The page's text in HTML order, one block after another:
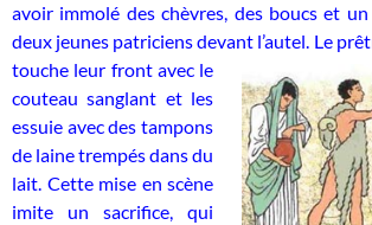
avoir immolé des chèvres, des boucs et
deux jeunes patriciens devant l’autel. Le
touche leur front avec le
couteau sanglant et les
essuie avec des tampons
de laine trempés dans du
lait. Cette mise en scène
imite un sacrifice, qui